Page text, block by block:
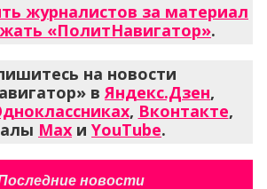
журналистов за материал
«ПолитНавигатор».
на новости
вЯндекс.Дзен,
, Вконтакте,
Max и YouTube.
новости